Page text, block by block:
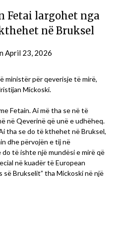
Fetai largohet nga
në Bruksel
April 23, 2026
ministër për qeverisje të mirë,
Mickoski.
Fetain. Ai më tha se në të
në Qeverinë që unë e udhëheq.
tha se do të kthehet në Bruksel,
dhe përvojën e tij në
të ishte një mundësi e mirë që
në kuadër të European
së Brukselit” tha Mickoski në një